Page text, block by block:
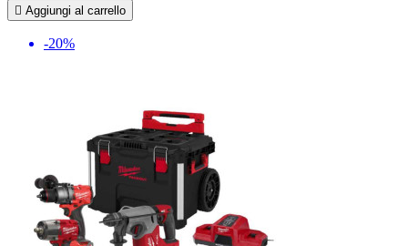
 Aggiungi al carrello
-20%